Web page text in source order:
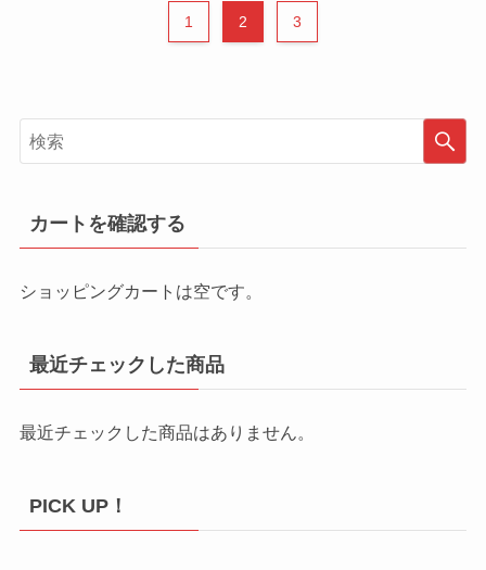
1 2 3
カートを確認する
ショッピングカートは空です。
最近チェックした商品
最近チェックした商品はありません。
PICK UP！